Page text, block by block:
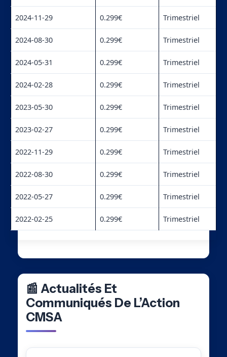
2024-11-29 0.299€ Trimestriel
2024-08-30 0.299€ Trimestriel
2024-05-31 0.299€ Trimestriel
2024-02-28 0.299€ Trimestriel
2023-05-30 0.299€ Trimestriel
2023-02-27 0.299€ Trimestriel
2022-11-29 0.299€ Trimestriel
2022-08-30 0.299€ Trimestriel
2022-05-27 0.299€ Trimestriel
2022-02-25 0.299€ Trimestriel
📰 Actualités Et
Communiqués De L’Action
CMSA